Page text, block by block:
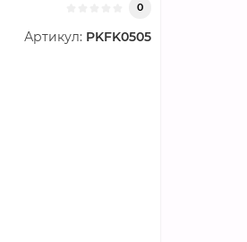
0
Артикул: PKFK0505